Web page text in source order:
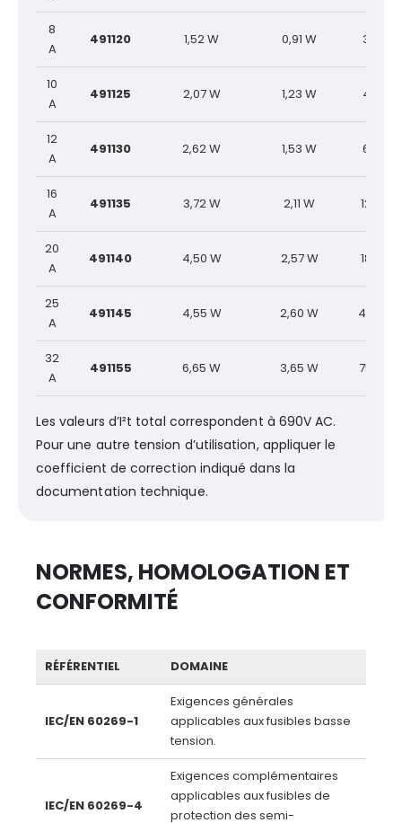
8
A
491120 1,52 W 0,91 W 3,0 A²s
10
A
491125 2,07 W 1,23 W 4,7 A²s
12
A
491130 2,62 W 1,53 W 6,8 A²s
16
A
491135 3,72 W 2,11 W 12,0 A²s
20
A
491140 4,50 W 2,57 W 18,8 A²s
25
A
491145 4,55 W 2,60 W 48,0
32
A
491155 6,65 W 3,65 W 75,0
Les valeurs d’I²t total correspondent à 690V AC.
Pour une autre tension d’utilisation, appliquer le
coefficient de correction indiqué dans la
documentation technique.
NORMES, HOMOLOGATION ET
CONFORMITÉ
RÉFÉRENTIEL DOMAINE
IEC/EN 60269-1
Exigences générales
applicables aux fusibles basse
tension.
IEC/EN 60269-4
Exigences complémentaires
applicables aux fusibles de
protection des semi-